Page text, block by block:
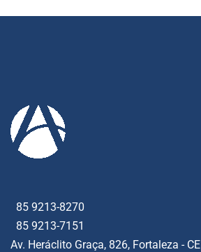
85 9213-8270
85 9213-7151
Av. Heráclito Graça, 826, Fortaleza - CE